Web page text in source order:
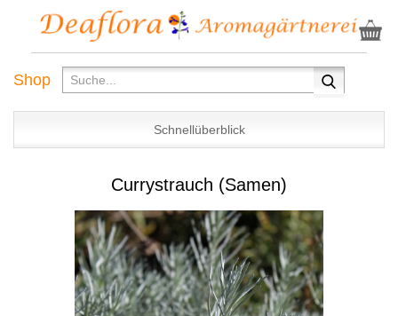
Shop
Schnellüberblick
Currystrauch (Samen)